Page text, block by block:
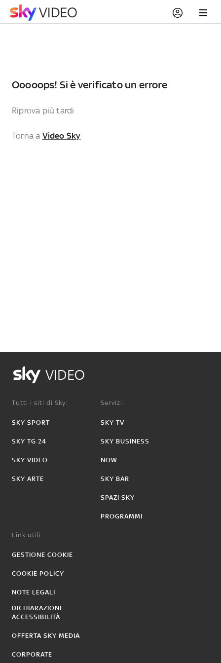
Ooooops! Si è verificato un errore
Riprova più tardi
Torna a Video Sky
VIDEO
Tutti i siti di Sky:
SKY SPORT
SKY TG 24
SKY VIDEO
SKY ARTE
Servizi:
SKY TV
SKY BUSINESS
NOW
SKY BAR
SPAZI SKY
PROGRAMMI
Link utili:
GESTIONE COOKIE
COOKIE POLICY
NOTE LEGALI
DICHIARAZIONE
ACCESSIBILITÀ
OFFERTA SKY MEDIA
CORPORATE